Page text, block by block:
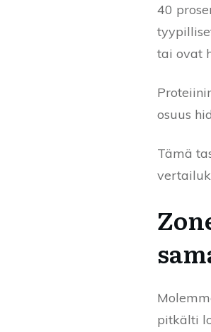
40
tai ovat
osuus
Tämä
pitkälti